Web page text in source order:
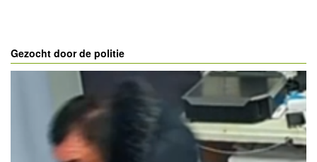
Gezocht door de politie